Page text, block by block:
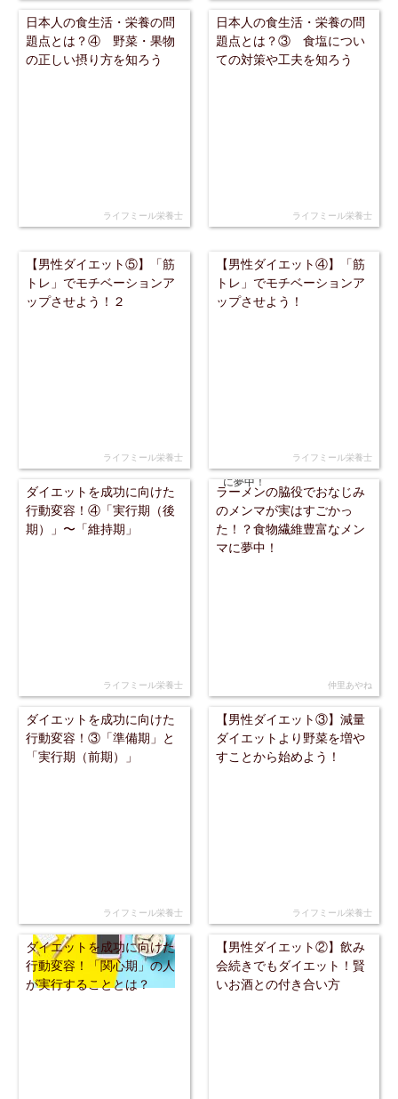
日本人の食生活・栄養の問
題点とは？④ 野菜・果物
の正しい摂り方を知ろう
ライフミール栄養士
日本人の食生活・栄養の問
題点とは？③ 食塩につい
ての対策や工夫を知ろう
ライフミール栄養士
【男性ダイエット⑤】「筋
トレ」でモチベーションア
ップさせよう！２
ライフミール栄養士
【男性ダイエット④】「筋
トレ」でモチベーションア
ップさせよう！
ライフミール栄養士
ダイエットを成功に向けた
行動変容！④「実行期（後
期）」〜「維持期」
ライフミール栄養士
ラーメンの脇役でおなじみ
のメンマが実はすごかっ
た！？食物繊維豊富なメン
マに夢中！
仲里あやね
ダイエットを成功に向けた
行動変容！③「準備期」と
「実行期（前期）」
ライフミール栄養士
【男性ダイエット③】減量
ダイエットより野菜を増や
すことから始めよう！
ライフミール栄養士
ダイエットを成功に向けた
行動変容！「関心期」の人
が実行することとは？
【男性ダイエット②】飲み
会続きでもダイエット！賢
いお酒との付き合い方